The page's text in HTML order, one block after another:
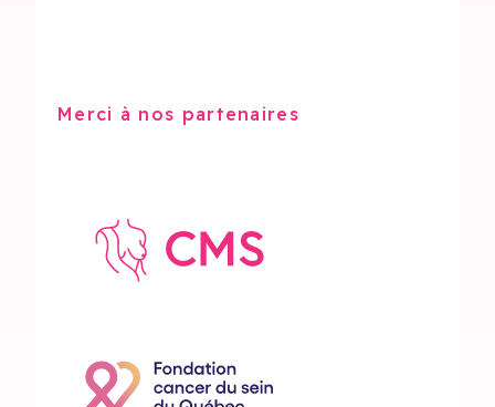
Merci à nos partenaires